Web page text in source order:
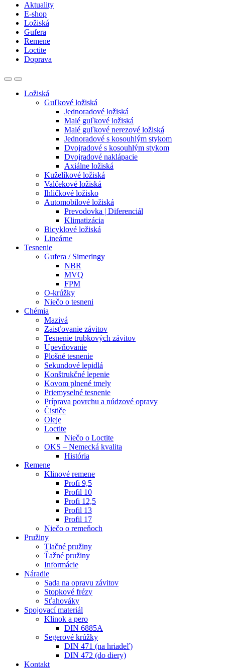
Aktuality
E-shop
Ložiská
Gufera
Remene
Loctite
Doprava
Ložiská
Guľkové ložiská
Jednoradové ložiská
Malé guľkové ložiská
Malé guľkové nerezové ložiská
Jednoradové s kosouhlým stykom
Dvojradové s kosouhlým stykom
Dvojradové naklápacie
Axiálne ložiská
Kuželíkové ložiská
Valčekové ložiská
Ihličkové ložisko
Automobilové ložiská
Prevodovka | Diferenciál
Klimatizácia
Bicyklové ložiská
Lineárne
Tesnenie
Gufera / Simeringy
NBR
MVQ
FPM
O-krúžky
Niečo o tesneni
Chémia
Mazivá
Zaisťovanie závitov
Tesnenie trubkových závitov
Upevňovanie
Plošné tesnenie
Sekundové lepidlá
Konštrukčné lepenie
Kovom plnené tmely
Priemyselné tesnenie
Príprava povrchu a núdzové opravy
Čističe
Oleje
Loctite
Niečo o Loctite
OKS – Nemecká kvalita
História
Remene
Klinové remene
Profi 9,5
Profil 10
Profi 12,5
Profil 13
Profil 17
Niečo o remeňoch
Pružiny
Tlačné pružiny
Ťažné pružiny
Informácie
Náradie
Sada na opravu závitov
Stopkové frézy
Sťahováky
Spojovací materiál
Klinok a pero
DIN 6885A
Segerové krúžky
DIN 471 (na hriadeľ)
DIN 472 (do diery)
Kontakt